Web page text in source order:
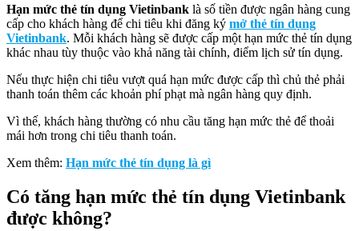
Hạn mức thẻ tín dụng Vietinbank là số tiền được ngân hàng cung
cấp cho khách hàng để chi tiêu khi đăng ký mở thẻ tín dụng
Vietinbank. Mỗi khách hàng sẽ được cấp một hạn mức thẻ tín dụng
khác nhau tùy thuộc vào khả năng tài chính, điểm lịch sử tín dụng.
Nếu thực hiện chi tiêu vượt quá hạn mức được cấp thì chủ thẻ phải
thanh toán thêm các khoản phí phạt mà ngân hàng quy định.
Vì thế, khách hàng thường có nhu cầu tăng hạn mức thẻ để thoải
mái hơn trong chi tiêu thanh toán.
Xem thêm: Hạn mức thẻ tín dụng là gì
Có tăng hạn mức thẻ tín dụng Vietinbank
được không?